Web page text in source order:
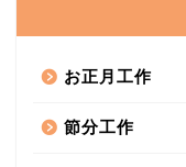
お正月工作
節分工作